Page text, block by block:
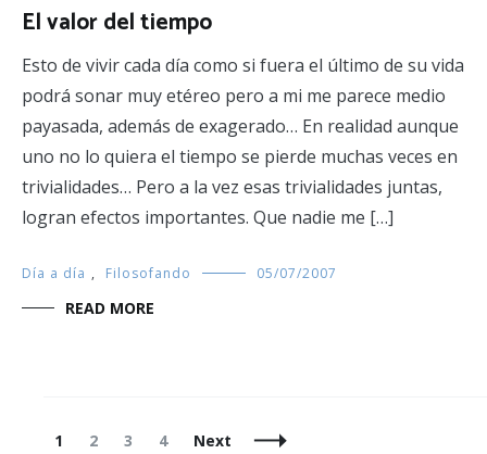
El valor del tiempo
Esto de vivir cada día como si fuera el último de su vida
podrá sonar muy etéreo pero a mi me parece medio
payasada, además de exagerado… En realidad aunque
uno no lo quiera el tiempo se pierde muchas veces en
trivialidades… Pero a la vez esas trivialidades juntas,
logran efectos importantes. Que nadie me […]
Día a día , Filosofando 05/07/2007
READ MORE
Posts
Page
1 Page
2 Page
3 Page
4 Next